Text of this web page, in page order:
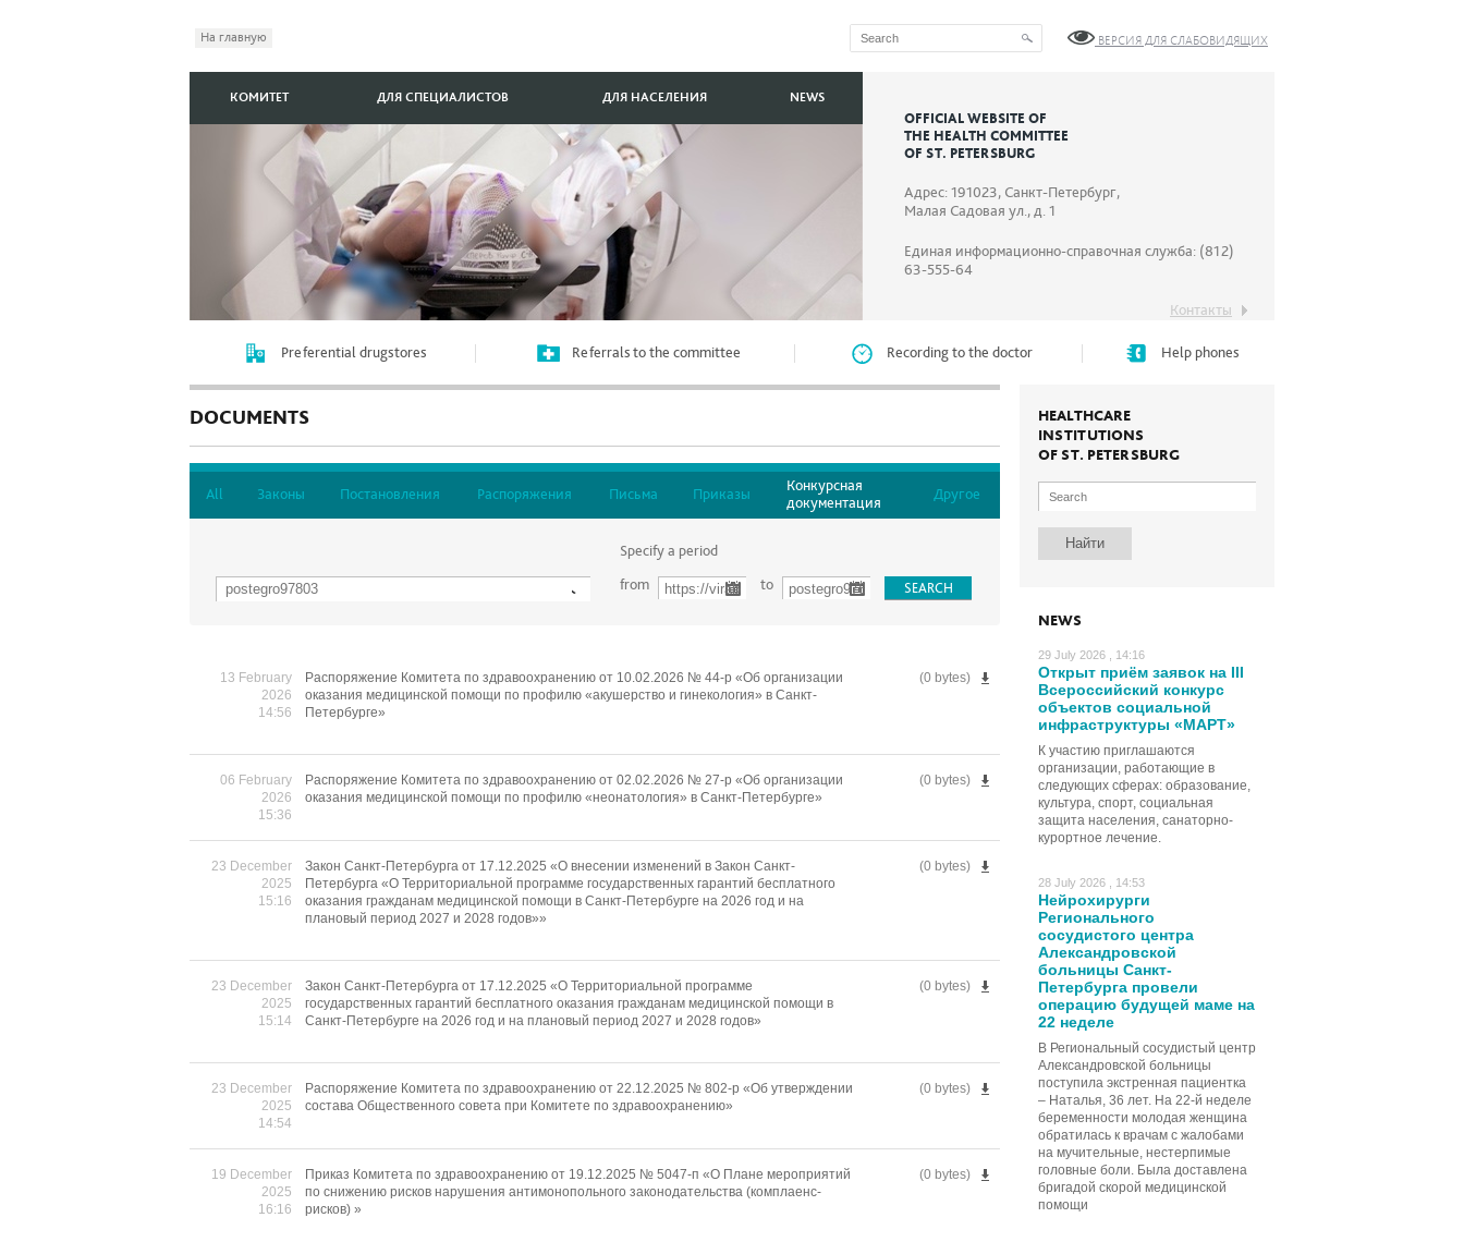
На главную ВЕРСИЯ ДЛЯ СЛАБОВИДЯЩИХ
OFFICIAL WEBSITE OF
THE HEALTH COMMITTEE
OF ST. PETERSBURG
Адрес: 191023, Санкт-Петербург,
Малая Садовая ул., д. 1
Единая информационно-справочная служба: (812)
63-555-64
Контакты
КОМИТЕТ ДЛЯ СПЕЦИАЛИСТОВ ДЛЯ НАСЕЛЕНИЯ NEWS
Preferential drugstores Referrals to the committee Recording to the doctor Help phones
HEALTHCARE
INSTITUTIONS
OF ST. PETERSBURG
NEWS
29 July 2026 , 14:16
Открыт приём заявок на III
Всероссийский конкурс
объектов социальной
инфраструктуры «МАРТ»
К участию приглашаются
организации, работающие в
следующих сферах: образование,
культура, спорт, социальная
защита населения, санаторно-
курортное лечение.
28 July 2026 , 14:53
Нейрохирурги
Регионального
сосудистого центра
Александровской
больницы Санкт-
Петербурга провели
операцию будущей маме на
22 неделе
В Региональный сосудистый центр
Александровской больницы
поступила экстренная пациентка
– Наталья, 36 лет. На 22-й неделе
беременности молодая женщина
обратилась к врачам с жалобами
на мучительные, нестерпимые
головные боли. Была доставлена
бригадой скорой медицинской
помощи
DOCUMENTS
All Законы Постановления Распоряжения Письма Приказы
Конкурсная
документация
Другое
Specify a period
from
to
13 February
2026
14:56
(0 bytes)
Распоряжение Комитета по здравоохранению от 10.02.2026 № 44-р «Об организации
оказания медицинской помощи по профилю «акушерство и гинекология» в Санкт-
Петербурге»
06 February
2026
15:36
(0 bytes)
Распоряжение Комитета по здравоохранению от 02.02.2026 № 27-р «Об организации
оказания медицинской помощи по профилю «неонатология» в Санкт-Петербурге»
23 December
2025
15:16
(0 bytes)
Закон Санкт-Петербурга от 17.12.2025 «О внесении изменений в Закон Санкт-
Петербурга «О Территориальной программе государственных гарантий бесплатного
оказания гражданам медицинской помощи в Санкт-Петербурге на 2026 год и на
плановый период 2027 и 2028 годов»»
23 December
2025
15:14
(0 bytes)
Закон Санкт-Петербурга от 17.12.2025 «О Территориальной программе
государственных гарантий бесплатного оказания гражданам медицинской помощи в
Санкт-Петербурге на 2026 год и на плановый период 2027 и 2028 годов»
23 December
2025
14:54
(0 bytes)
Распоряжение Комитета по здравоохранению от 22.12.2025 № 802-р «Об утверждении
состава Общественного совета при Комитете по здравоохранению»
19 December
2025
16:16
(0 bytes)
Приказ Комитета по здравоохранению от 19.12.2025 № 5047-п «О Плане мероприятий
по снижению рисков нарушения антимонопольного законодательства (комплаенс-
рисков) »